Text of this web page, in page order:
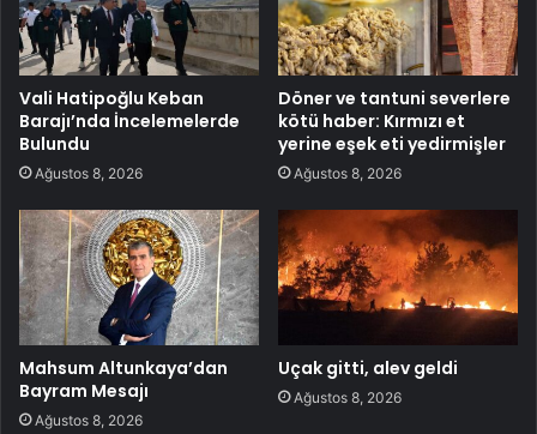
Vali Hatipoğlu Keban
Barajı’nda İncelemelerde
Bulundu
Ağustos 8, 2026
Döner ve tantuni severlere
kötü haber: Kırmızı et
yerine eşek eti yedirmişler
Ağustos 8, 2026
Mahsum Altunkaya’dan
Bayram Mesajı
Ağustos 8, 2026
Uçak gitti, alev geldi
Ağustos 8, 2026